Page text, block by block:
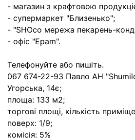
- магазин з крафтовою
- супермаркет "Близенько";
- "SHOco мережа пекарень-
- офіс "Epam".
Телефонуйте або пишіть.
067 674-22-93 Павло АН
Угорська, 14є;
площа: 133 м2;
торгові площі, кількість
поверх: 1/9;
комісія: 5%